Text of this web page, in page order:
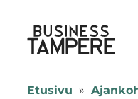
suoraan
sisältöön
Business Tampere
Tampere
Etusivu »